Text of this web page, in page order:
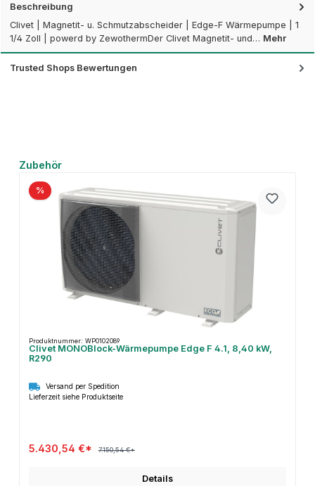
Beschreibung
Clivet | Magnetit- u. Schmutzabscheider | Edge-F Wärmepumpe | 1
1/4 Zoll | powerd by ZewothermDer Clivet Magnetit- und… Mehr
Trusted Shops Bewertungen
Produktgalerie überspringen
Zubehör
%
Produktnummer: WP0102089
Clivet MONOBlock-Wärmepumpe Edge F 4.1, 8,40 kW,
R290
Versand per Spedition
Lieferzeit siehe Produktseite
5.430,54 €* 7.150,54 €*
Details